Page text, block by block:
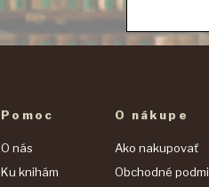
Pomoc
O nás
Ku knihám
O nákupe
Ako nakupovať
Obchodné